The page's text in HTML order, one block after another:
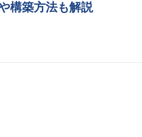
構築方法も解説